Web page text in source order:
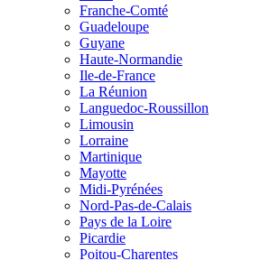
Franche-Comté
Guadeloupe
Guyane
Haute-Normandie
Ile-de-France
La Réunion
Languedoc-Roussillon
Limousin
Lorraine
Martinique
Mayotte
Midi-Pyrénées
Nord-Pas-de-Calais
Pays de la Loire
Picardie
Poitou-Charentes